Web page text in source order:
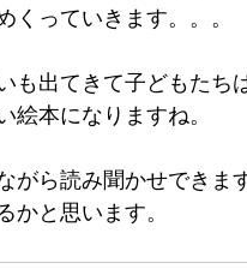
くっていきます。。。
も出てきて子どもたち
絵本になりますね。
ら読み聞かせできま
かと思います。